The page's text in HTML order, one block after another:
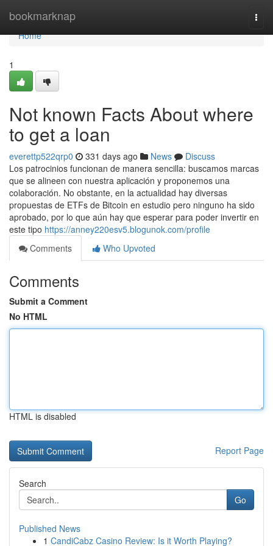
bookmarknap
Home
Home
1
Not known Facts About where
to get a loan
everettp522qrp0 331 days ago News
Discuss
Los patrocinios funcionan de manera sencilla: buscamos marcas
que se alineen con nuestra aplicación y proponemos una
colaboración. No obstante, en la actualidad hay diversas
propuestas de ETFs de Bitcoin en estudio pero ninguno ha sido
aprobado, por lo que aún hay que esperar para poder invertir en
este tipo https://anney220esv5.blogunok.com/profile
Comments
Who Upvoted
Comments
Submit a Comment
No HTML
HTML is disabled
Report Page
Search
Go
Published News
1 CandiCabz Casino Review: Is it Worth Playing?